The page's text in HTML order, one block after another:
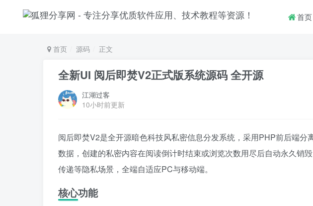
首页
首页 源码 正文
全新UI 阅后即焚V2正式版系统源码 全开源
江湖过客
10小时前更新
阅后即焚V2是全开源暗色科技风私密信息分发系统，采用PHP前后端分
数据，创建的私密内容在阅读倒计时结束或浏览次数用尽后自动永久销
传递等隐私场景，全端自适应PC与移动端。
核心功能